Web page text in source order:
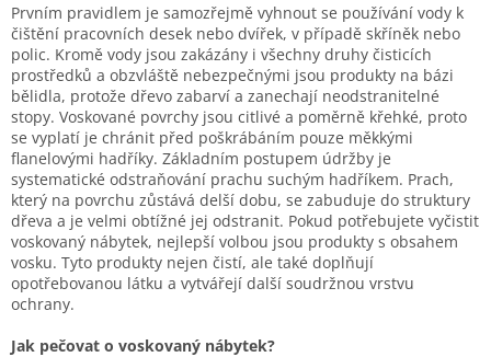
Prvním pravidlem je samozřejmě vyhnout se používání vody k
čištění pracovních desek nebo dvířek, v případě skříněk nebo
polic. Kromě vody jsou zakázány i všechny druhy čisticích
prostředků a obzvláště nebezpečnými jsou produkty na bázi
bělidla, protože dřevo zabarví a zanechají neodstranitelné
stopy. Voskované povrchy jsou citlivé a poměrně křehké, proto
se vyplatí je chránit před poškrábáním pouze měkkými
flanelovými hadříky. Základním postupem údržby je
systematické odstraňování prachu suchým hadříkem. Prach,
který na povrchu zůstává delší dobu, se zabuduje do struktury
dřeva a je velmi obtížné jej odstranit. Pokud potřebujete vyčistit
voskovaný nábytek, nejlepší volbou jsou produkty s obsahem
vosku. Tyto produkty nejen čistí, ale také doplňují
opotřebovanou látku a vytvářejí další soudržnou vrstvu
ochrany.
Jak pečovat o voskovaný nábytek?